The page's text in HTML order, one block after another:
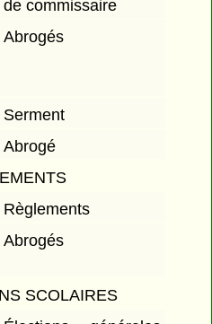
de commissaire
Abrogés
Serment
Abrogé
Règlements
Abrogés
SCOLAIRES